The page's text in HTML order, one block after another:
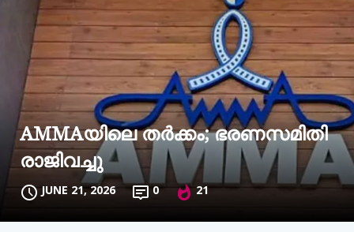
AMMAയിലെ തർക്കം; ഭരണസമിതി
രാജിവച്ചു
JUNE 21, 2026 0 21